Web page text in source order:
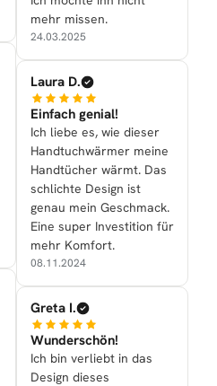
mehr missen.
24.03.2025
Laura D.
Einfach genial!
Ich liebe es, wie dieser
Handtuchwärmer meine
Handtücher wärmt. Das
schlichte Design ist
genau mein Geschmack.
Eine super Investition für
mehr Komfort.
08.11.2024
Greta I.
Wunderschön!
Ich bin verliebt in das
Design dieses